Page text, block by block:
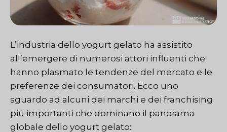
L’industria dello yogurt gelato ha assistito
all’emergere di numerosi attori influenti che
hanno plasmato le tendenze del mercato e le
preferenze dei consumatori. Ecco uno
sguardo ad alcuni dei marchi e dei franchising
più importanti che dominano il panorama
globale dello yogurt gelato: